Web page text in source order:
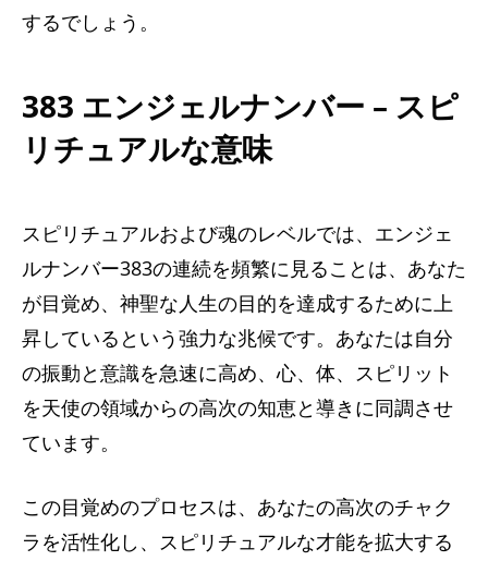
するでしょう。
383 エンジェルナンバー – スピ
リチュアルな意味
スピリチュアルおよび魂のレベルでは、エンジェ
ルナンバー383の連続を頻繁に見ることは、あなた
が目覚め、神聖な人生の目的を達成するために上
昇しているという強力な兆候です。あなたは自分
の振動と意識を急速に高め、心、体、スピリット
を天使の領域からの高次の知恵と導きに同調させ
ています。
この目覚めのプロセスは、あなたの高次のチャク
ラを活性化し、スピリチュアルな才能を拡大する